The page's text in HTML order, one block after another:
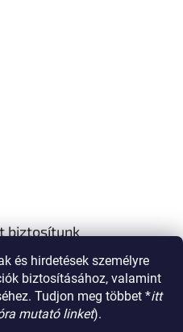
és hirdetések személyre
biztosításához, valamint
Tudjon meg többet *itt
mutató linket).
biztosítunk